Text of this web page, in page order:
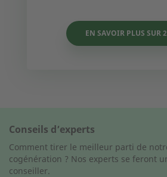
info@2-g.frEN SAVOIR PLUS SUR
Conseils d’experts
Comment tirer le meilleur parti de
cogénération ? Nos experts se feront
conseiller.